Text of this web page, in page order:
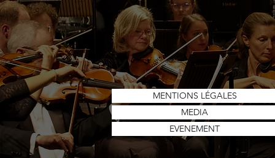
MENTIONS LÉGALES
MEDIA
EVENEMENT